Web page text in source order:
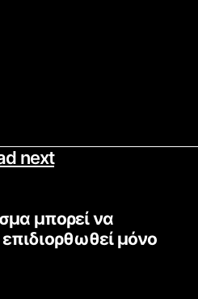
next
μπορεί να
μόνο